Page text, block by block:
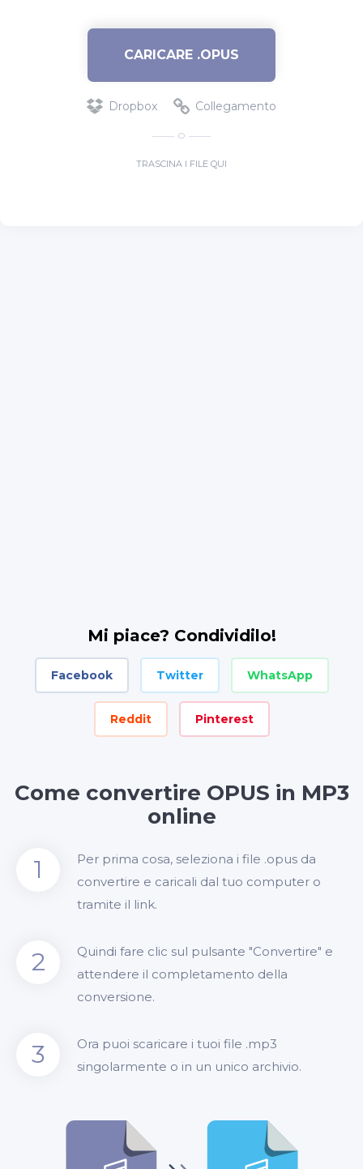
CARICARE .OPUS
Dropbox Collegamento
O
TRASCINA I FILE QUI
Mi piace? Condividilo!
Facebook Twitter WhatsApp
Reddit Pinterest
Come convertire OPUS in MP3
online
1
Per prima cosa, seleziona i file .opus da
convertire e caricali dal tuo computer o
tramite il link.
2
Quindi fare clic sul pulsante "Convertire" e
attendere il completamento della
conversione.
3
Ora puoi scaricare i tuoi file .mp3
singolarmente o in un unico archivio.